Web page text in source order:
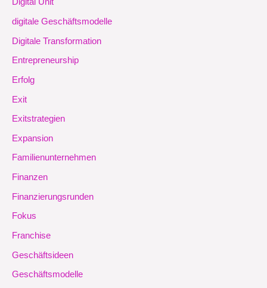
Digital Unit
digitale Geschäftsmodelle
Digitale Transformation
Entrepreneurship
Erfolg
Exit
Exitstrategien
Expansion
Familienunternehmen
Finanzen
Finanzierungsrunden
Fokus
Franchise
Geschäftsideen
Geschäftsmodelle